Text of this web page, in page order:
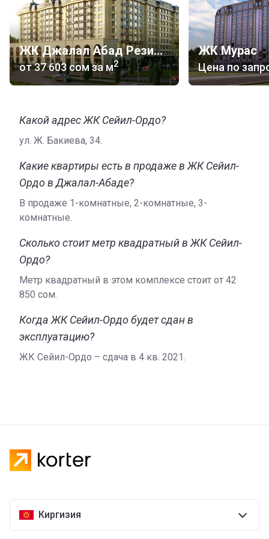
ЖК Джалал Абад Резиденс
от‍37 603 сомза м2
ЖК Мурас
Цена по
Какой адрес ЖК Сейил-Ордо?
ул. Ж. Бакиева, 34.
Какие квартиры есть в продаже в ЖК Сейил-
Ордо в Джалал-Абаде?
В продаже 1-комнатные, 2-комнатные, 3-
комнатные.
Сколько стоит метр квадратный в ЖК Сейил-
Ордо?
Метр квадратный в этом комплексе стоит от ‍42
850 сом.
Когда ЖК Сейил-Ордо будет сдан в
эксплуатацию?
ЖК Сейил-Ордо – сдача в 4 кв. 2021.
Киргизия